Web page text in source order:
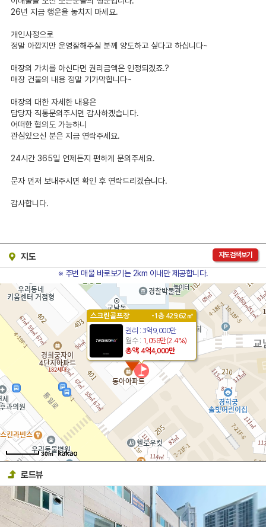
26년 지금 행운을 놓치지 마세요.
개인사정으로
정말 아깝지만 운영잘해주실 분께 양도하고 싶다고 하십니다~
매장의 가치를 아신다면 권리금액은 인정되겠죠.?
매장 건물의 내용 정말 기가막힙니다~
매장의 대한 자세한 내용은
담당자 직통문의주시면 감사하겠습니다.
어떠한 협의도 가능하니
관심있으신 분은 지금 연락주세요.
24시간 365일 언제든지 편하게 문의주세요.
문자 먼저 보내주시면 확인 후 연락드리겠습니다.
감사합니다.
지도 지도검색보기
※ 주변 매물 바로보기는 2km 이내만 제공합니다.
로드뷰